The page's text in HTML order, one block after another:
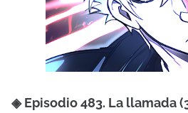
◈ Episodio 483. La llamada